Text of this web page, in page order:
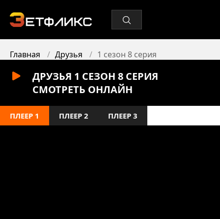
Главная Друзья 1 сезон 8 серия
ДРУЗЬЯ 1 СЕЗОН 8 СЕРИЯ
СМОТРЕТЬ ОНЛАЙН
ПЛЕЕР 1 ПЛЕЕР 2 ПЛЕЕР 3